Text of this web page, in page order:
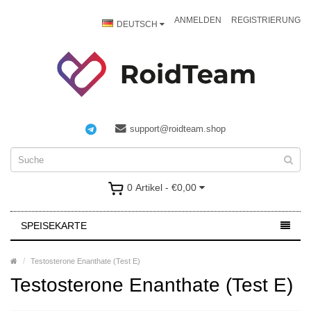
DEUTSCH ANMELDEN REGISTRIERUNG
support@roidteam.shop
0 Artikel - €0,00
SPEISEKARTE
Testosterone Enanthate (Test E)
Testosterone Enanthate (Test E)